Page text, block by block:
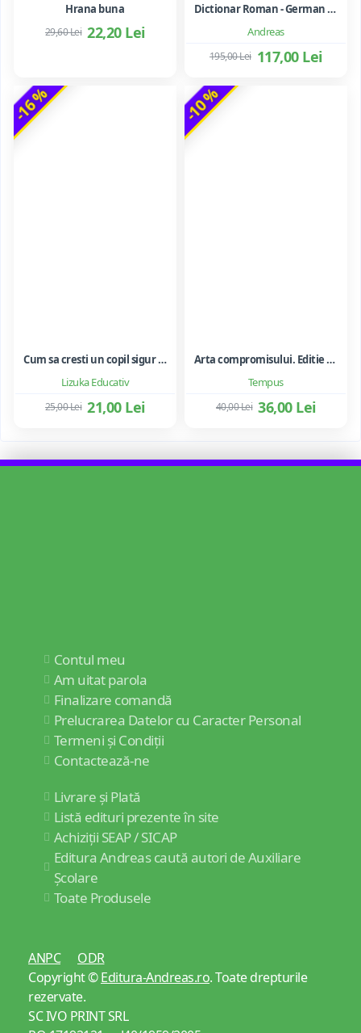
Hrana buna
22,20 Lei
29,60 Lei Andreas
Dictionar Roman - German - Mihai Anutei
117,00 Lei
195,00 Lei
-16 %
Lizuka Educativ
Cum sa cresti un copil sigur de sine ... si sa-i consolidezi autostima
21,00 Lei
25,00 Lei
-10 %
Tempus
Arta compromisului. Editie ne varietur - Ileana Vulpescu
36,00 Lei
40,00 Lei
Contul meu
Am uitat parola
Finalizare comandă
Prelucrarea Datelor cu Caracter Personal
Termeni și Condiții
Contactează-ne
Livrare și Plată
Listă edituri prezente în site
Achiziții SEAP / SICAP
Editura Andreas caută autori de Auxiliare
Școlare
Toate Produsele
ANPC
ODR
Copyright ©Editura-Andreas.ro. Toate drepturile
rezervate.
SC IVO PRINT SRL